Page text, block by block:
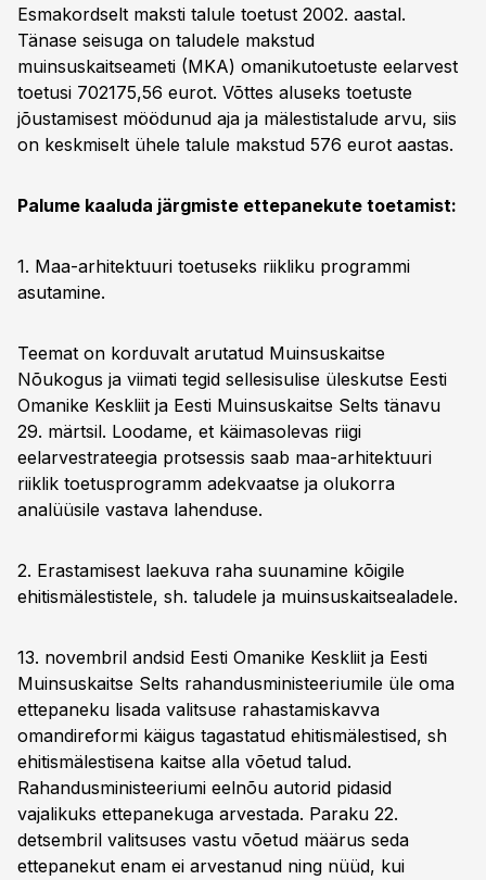
Esmakordselt maksti talule toetust 2002. aastal.
Tänase seisuga on taludele makstud
muinsuskaitseameti (MKA) omanikutoetuste eelarvest
toetusi 702175,56 eurot. Võttes aluseks toetuste
jõustamisest möödunud aja ja mälestistalude arvu, siis
on keskmiselt ühele talule makstud 576 eurot aastas.
Palume kaaluda järgmiste ettepanekute toetamist:
1. Maa-arhitektuuri toetuseks riikliku programmi
asutamine.
Teemat on korduvalt arutatud Muinsuskaitse
Nõukogus ja viimati tegid sellesisulise üleskutse Eesti
Omanike Keskliit ja Eesti Muinsuskaitse Selts tänavu
29. märtsil. Loodame, et käimasolevas riigi
eelarvestrateegia protsessis saab maa-arhitektuuri
riiklik toetusprogramm adekvaatse ja olukorra
analüüsile vastava lahenduse.
2. Erastamisest laekuva raha suunamine kõigile
ehitismälestistele, sh. taludele ja muinsuskaitsealadele.
13. novembril andsid Eesti Omanike Keskliit ja Eesti
Muinsuskaitse Selts rahandusministeeriumile üle oma
ettepaneku lisada valitsuse rahastamiskavva
omandireformi käigus tagastatud ehitismälestised, sh
ehitismälestisena kaitse alla võetud talud.
Rahandusministeeriumi eelnõu autorid pidasid
vajalikuks ettepanekuga arvestada. Paraku 22.
detsembril valitsuses vastu võetud määrus seda
ettepanekut enam ei arvestanud ning nüüd, kui